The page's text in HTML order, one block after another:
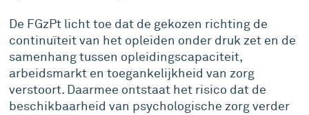
De FGzPt licht toe dat de gekozen richting de
continuïteit van het opleiden onder druk zet en de
samenhang tussen opleidingscapaciteit,
arbeidsmarkt en toegankelijkheid van zorg
verstoort. Daarmee ontstaat het risico dat de
beschikbaarheid van psychologische zorg verder